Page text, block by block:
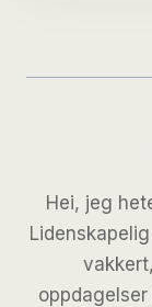
Hei, jeg